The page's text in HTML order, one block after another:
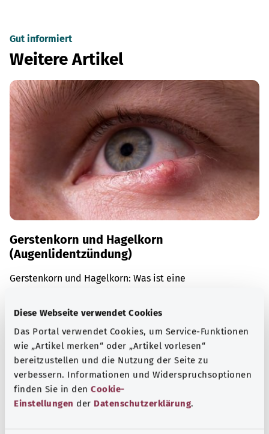
Diese Webseite verwendet Cookies
Das Portal verwendet Cookies, um Service-Funktionen
wie „Artikel merken“ oder „Artikel vorlesen“
bereitzustellen und die Nutzung der Seite zu
verbessern. Informationen und Widerspruchsoptionen
finden Sie in den Cookie-
Einstellungen der Datenschutzerklärung.
Gut informiert
Weitere Artikel
Gerstenkorn und Hagelkorn
(Augenlidentzündung)
Gerstenkorn und Hagelkorn: Was ist eine
mehr über Symptome, Ursachen und Behandlung.
Mehr erfahren